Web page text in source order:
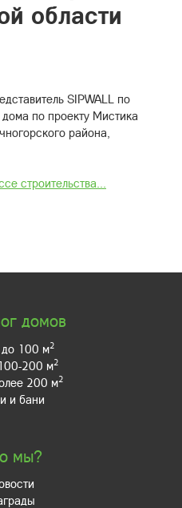
области
SIPWALL по
по проекту Мистика
района,
строительства...
домов
100 м2
200 м2
200 м2
и бани
мы?